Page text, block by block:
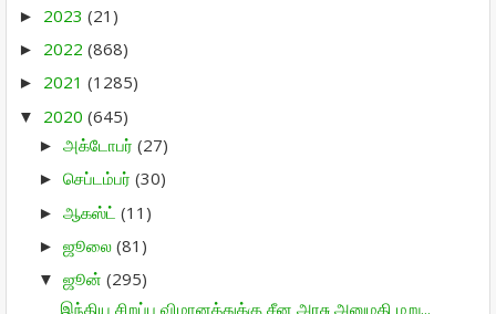
► 2023 (21)
► 2022 (868)
► 2021 (1285)
▼ 2020 (645)
► அக்டோபர் (27)
► செப்டம்பர் (30)
► ஆகஸ்ட் (11)
► ஜூலை (81)
▼ ஜூன் (295)
இந்திய சிறப்பு விமானத்துக்கு சீன அரசு அனுமதி மறு...